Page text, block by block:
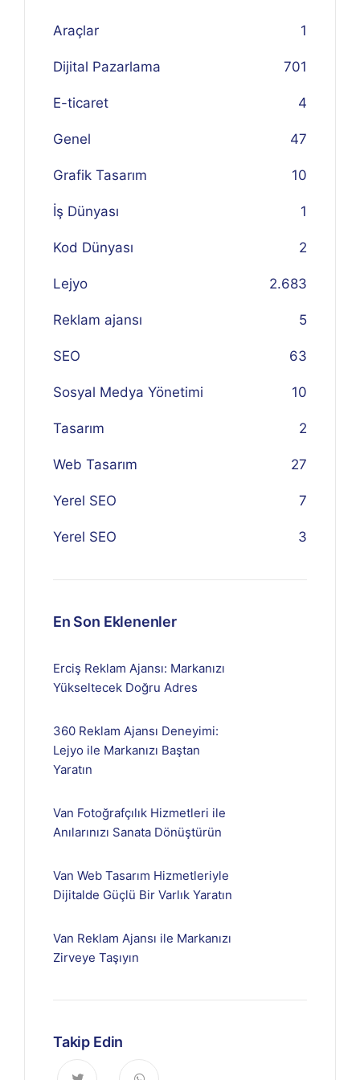
Araçlar 1
Dijital Pazarlama 701
E-ticaret 4
Genel 47
Grafik Tasarım 10
İş Dünyası 1
Kod Dünyası 2
Lejyo 2.683
Reklam ajansı 5
SEO 63
Sosyal Medya Yönetimi 10
Tasarım 2
Web Tasarım 27
Yerel SEO 7
Yerel SEO 3
En Son Eklenenler
Erciş Reklam Ajansı: Markanızı
Yükseltecek Doğru Adres
360 Reklam Ajansı Deneyimi:
Lejyo ile Markanızı Baştan
Yaratın
Van Fotoğrafçılık Hizmetleri ile
Anılarınızı Sanata Dönüştürün
Van Web Tasarım Hizmetleriyle
Dijitalde Güçlü Bir Varlık Yaratın
Van Reklam Ajansı ile Markanızı
Zirveye Taşıyın
Takip Edin